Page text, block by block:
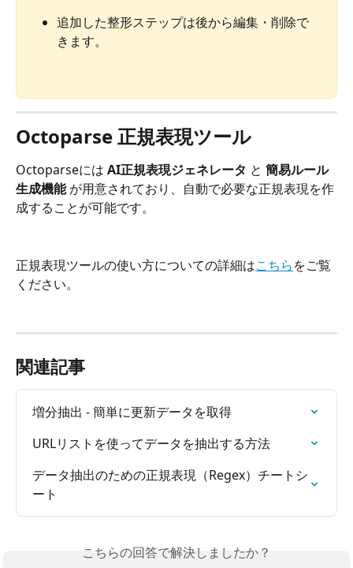
追加した整形ステップは後から編集・削除で
きます。
Octoparse 正規表現ツール
Octoparseには AI正規表現ジェネレータ と 簡易ルール
生成機能 が用意されており、自動で必要な正規表現を作
成することが可能です。
正規表現ツールの使い方についての詳細はこちらをご覧
ください。
関連記事
増分抽出 - 簡単に更新データを取得
URLリストを使ってデータを抽出する方法
データ抽出のための正規表現（Regex）チートシ
ート
こちらの回答で解決しましたか？